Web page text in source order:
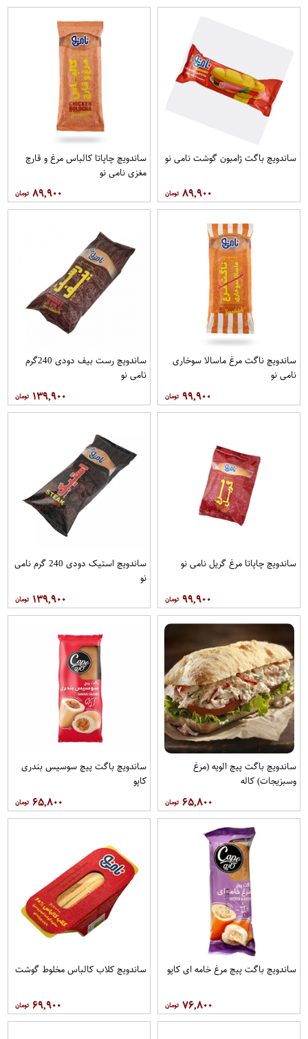
ساندویچ باگت ژامبون گوشت نامی نو
۸۹,۹۰۰
ساندویچ چاپاتا کالباس مرغ و قارچ
مغزی نامی نو
۸۹,۹۰۰
ساندویچ ناگت مرغ ماسالا سوخاری
نامی نو
۹۹,۹۰۰
ساندویچ رست بیف دودی 240گرم
نامی نو
۱۳۹,۹۰۰
ساندویچ چاپاتا مرغ گریل نامی نو
۹۹,۹۰۰
ساندویچ استیک دودی 240 گرم نامی
نو
۱۳۹,۹۰۰
ساندویچ باگت پیچ الویه (مرغ
وسبزیجات) کاله
۶۵,۸۰۰
ساندویچ باگت پیچ سوسیس بندری
کاپو
۶۵,۸۰۰
ساندویچ باگت پیچ مرغ خامه ای کاپو
۷۶,۸۰۰
ساندویچ کلاب کالباس مخلوط گوشت
۶۹,۹۰۰